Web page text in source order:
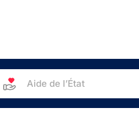
Aide de l’État